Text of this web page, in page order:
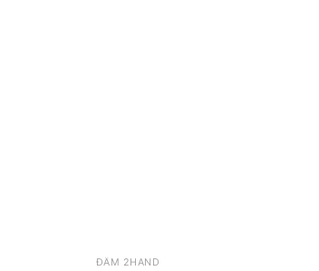
ĐẦM 2HAND